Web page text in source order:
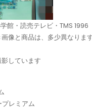
館・読売テレビ・TMS 1996
像と商品は、多少異なりま
しています
レミアム